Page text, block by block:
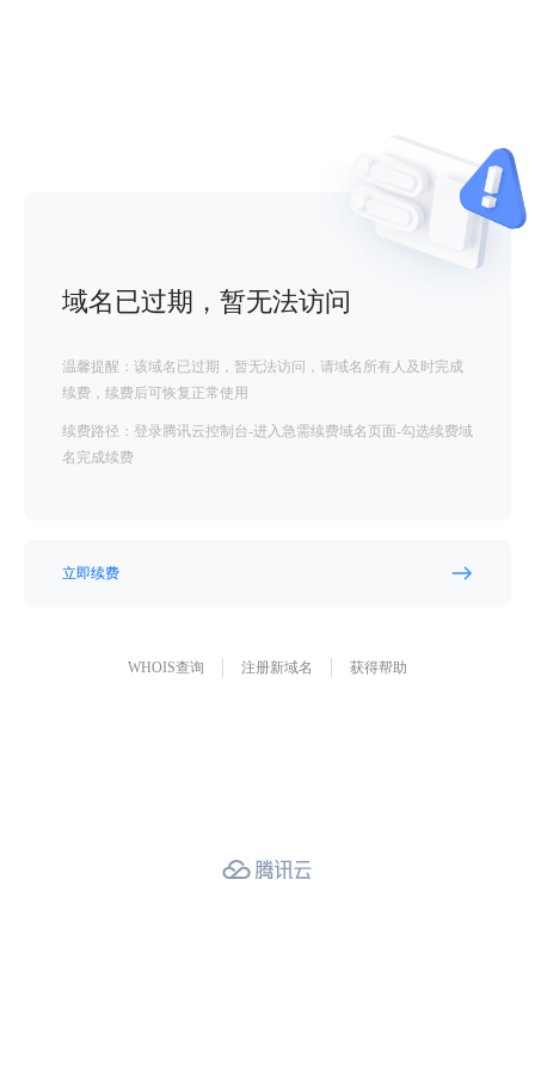
域名已过期，暂无法访问
温馨提醒：该域名已过期，暂无法访问，请域名所有人及时完成
续费，续费后可恢复正常使用
续费路径：登录腾讯云控制台-进入急需续费域名页面-勾选续费域
名完成续费
立即续费
WHOIS查询 注册新域名 获得帮助